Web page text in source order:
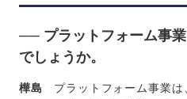
── プラットフォーム事
でしょうか。
樺島 プラットフォーム事業は